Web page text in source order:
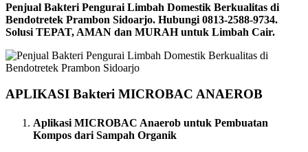
Penjual Bakteri Pengurai Limbah Domestik Berkualitas di
Bendotretek Prambon Sidoarjo. Hubungi 0813-2588-9734.
Solusi TEPAT, AMAN dan MURAH untuk Limbah Cair.
APLIKASI Bakteri MICROBAC ANAEROB
Aplikasi MICROBAC Anaerob untuk Pembuatan
Kompos dari Sampah Organik